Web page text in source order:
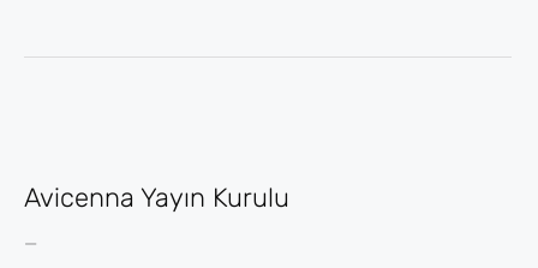
Avicenna Yayın Kurulu
_